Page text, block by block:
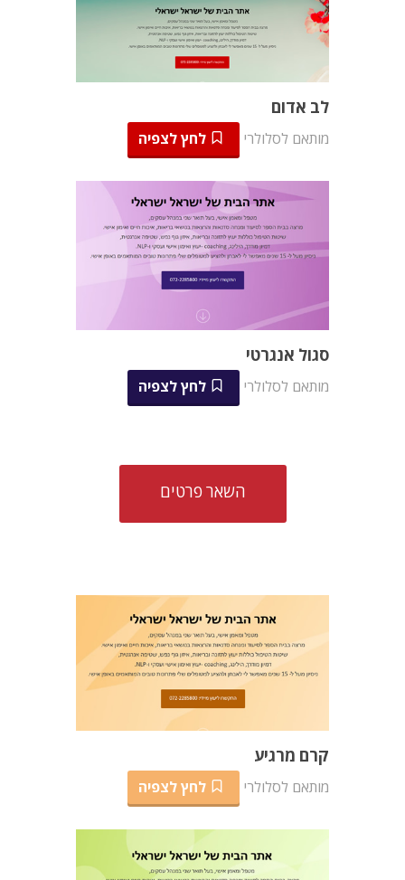
לב אדום
מותאם לסלולרי לחץ לצפיה
סגול אנגרטי
מותאם לסלולרי לחץ לצפיה
השאר פרטים
קרם מרגיע
מותאם לסלולרי לחץ לצפיה